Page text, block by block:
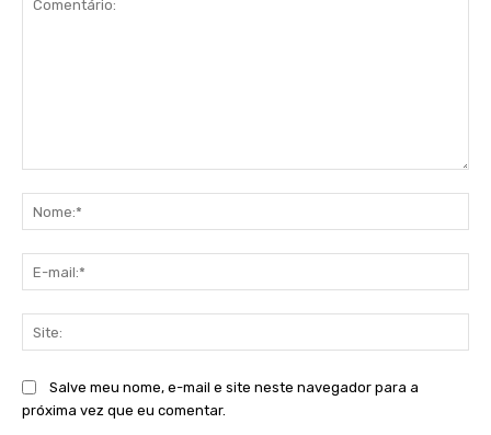
Salve meu nome, e-mail e site neste navegador para a
próxima vez que eu comentar.